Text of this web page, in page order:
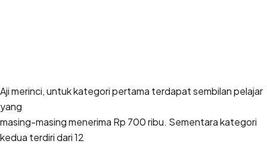
Aji merinci, untuk kategori pertama terdapat sembilan pelajar
yang
masing-masing menerima Rp 700 ribu. Sementara kategori
kedua terdiri dari 12